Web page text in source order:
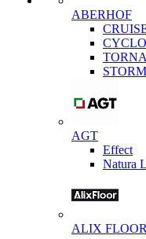
ABERHOF
STORM
AGT
Effect
Natura
ALIX FLOOR